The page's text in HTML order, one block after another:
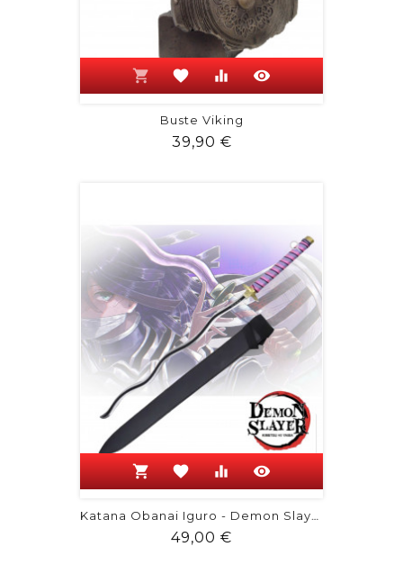
shopping_cart favorite equalizer visibility
Buste Viking
39,90 €Prix
shopping_cart favorite equalizer visibility
Katana Obanai Iguro - Demon Slayer
49,00 €